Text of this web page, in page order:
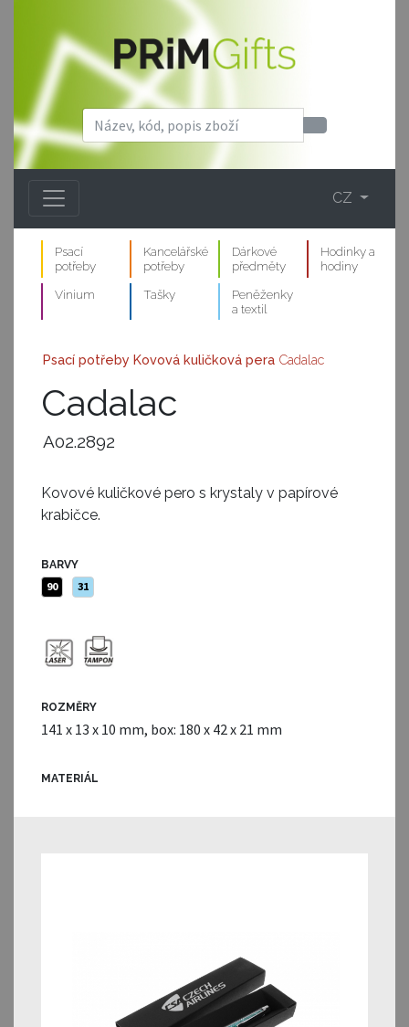
CZ
Psací
potřeby
Kancelářské
potřeby
Dárkové
předměty
Hodinky a
hodiny
Vinium
Tašky
Peněženky
a textil
Psací potřeby Kovová kuličková pera Cadalac
Cadalac
A02.2892
Kovové kuličkové pero s krystaly v papírové
krabičce.
BARVY
90 31
ROZMĚRY
141 x 13 x 10 mm, box: 180 x 42 x 21 mm
MATERIÁL